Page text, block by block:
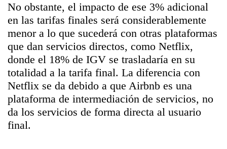
No obstante, el impacto de ese 3% adicional
en las tarifas finales será considerablemente
menor a lo que sucederá con otras plataformas
que dan servicios directos, como Netflix,
donde el 18% de IGV se trasladaría en su
totalidad a la tarifa final. La diferencia con
Netflix se da debido a que Airbnb es una
plataforma de intermediación de servicios, no
da los servicios de forma directa al usuario
final.